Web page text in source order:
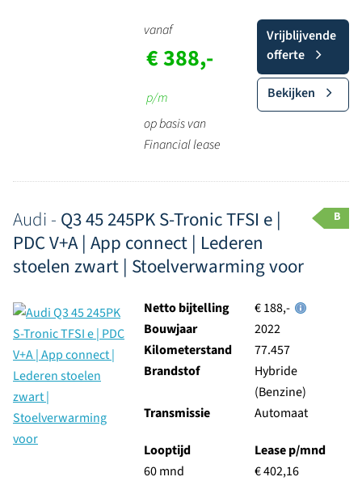
vanaf
€ 388,-
p/m
op basis van
Financial lease
Vrijblijvende
offerte
Bekijken
Audi - Q3 45 245PK S-Tronic TFSI e |
PDC V+A | App connect | Lederen
stoelen zwart | Stoelverwarming voor
B
Netto bijtelling
€ 188,-
Bouwjaar
2022
Kilometerstand
77.457
Brandstof
Hybride
(Benzine)
Transmissie
Automaat
Looptijd
60 mnd
Lease p/mnd
€ 402,16